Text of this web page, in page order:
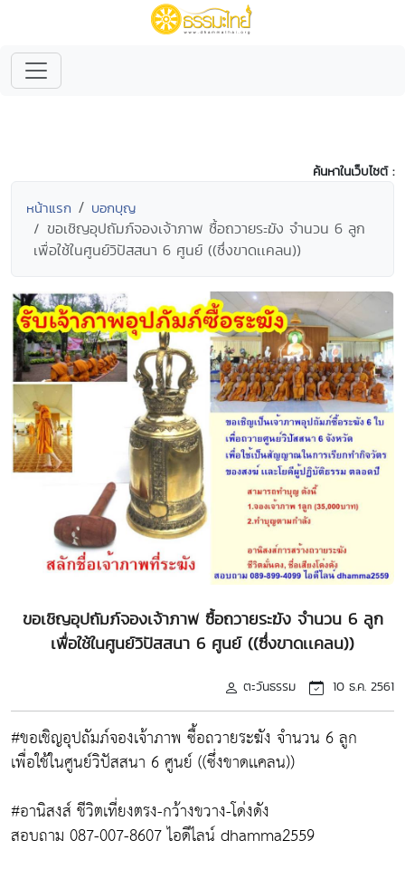
ค้นหาในเว็บไซต์ :
หน้าแรก บอกบุญ
ขอเชิญอุปถัมภ์จองเจ้าภาพ ซื้อถวายระฆัง จำนวน 6 ลูก
เพื่อใช้ในศูนย์วิปัสสนา 6 ศูนย์ ((ซึ่งขาดเเคลน))
ขอเชิญอุปถัมภ์จองเจ้าภาพ ซื้อถวายระฆัง จำนวน 6 ลูก
เพื่อใช้ในศูนย์วิปัสสนา 6 ศูนย์ ((ซึ่งขาดเเคลน))
ตะวันธรรม 10 ธ.ค. 2561
#ขอเชิญอุปถัมภ์จองเจ้าภาพ ซื้อถวายระฆัง จำนวน 6 ลูก
เพื่อใช้ในศูนย์วิปัสสนา 6 ศูนย์ ((ซึ่งขาดเเคลน))
#อานิสงส์ ชีวิตเที่ยงตรง-กว้างขวาง-โด่งดัง
สอบถาม 087-007-8607 ไอดีไลน์ dhamma2559